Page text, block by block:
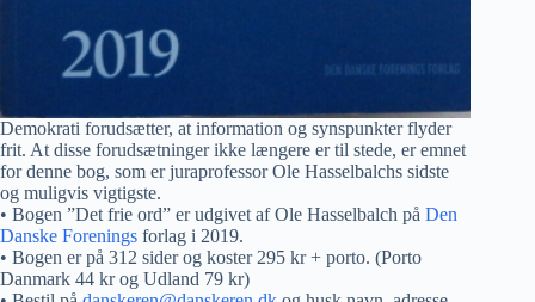
Demokrati forudsætter, at information og synspunkter flyder
frit. At disse forudsætninger ikke længere er til stede, er emnet
for denne bog, som er juraprofessor Ole Hasselbalchs sidste
og muligvis vigtigste.
• Bogen ”Det frie ord” er udgivet af Ole Hasselbalch på Den
Danske Forenings forlag i 2019.
• Bogen er på 312 sider og koster 295 kr + porto. (Porto
Danmark 44 kr og Udland 79 kr)